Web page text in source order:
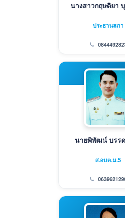
นางสาวกฤษติยา
ประธานสภา
นายพิพัฒน์ บรร
ส.อบต.ม.5